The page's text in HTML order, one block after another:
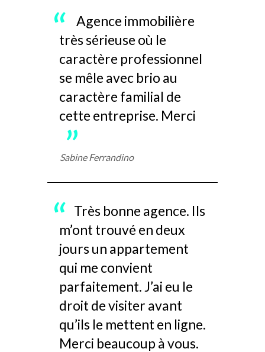
Agence immobilière
très sérieuse où le
caractère professionnel
se mêle avec brio au
caractère familial de
cette entreprise. Merci
Sabine Ferrandino
Très bonne agence. Ils
m’ont trouvé en deux
jours un appartement
qui me convient
parfaitement. J’ai eu le
droit de visiter avant
qu’ils le mettent en ligne.
Merci beaucoup à vous.